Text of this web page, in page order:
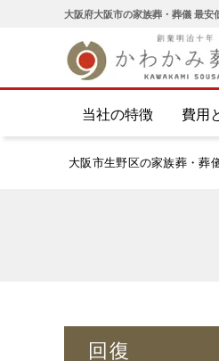
大阪府大阪市の家族葬・葬儀 最
当社の特徴 費用
大阪市生野区の家族葬・葬
回復